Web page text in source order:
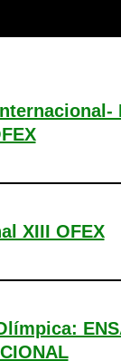
XIII OFEX